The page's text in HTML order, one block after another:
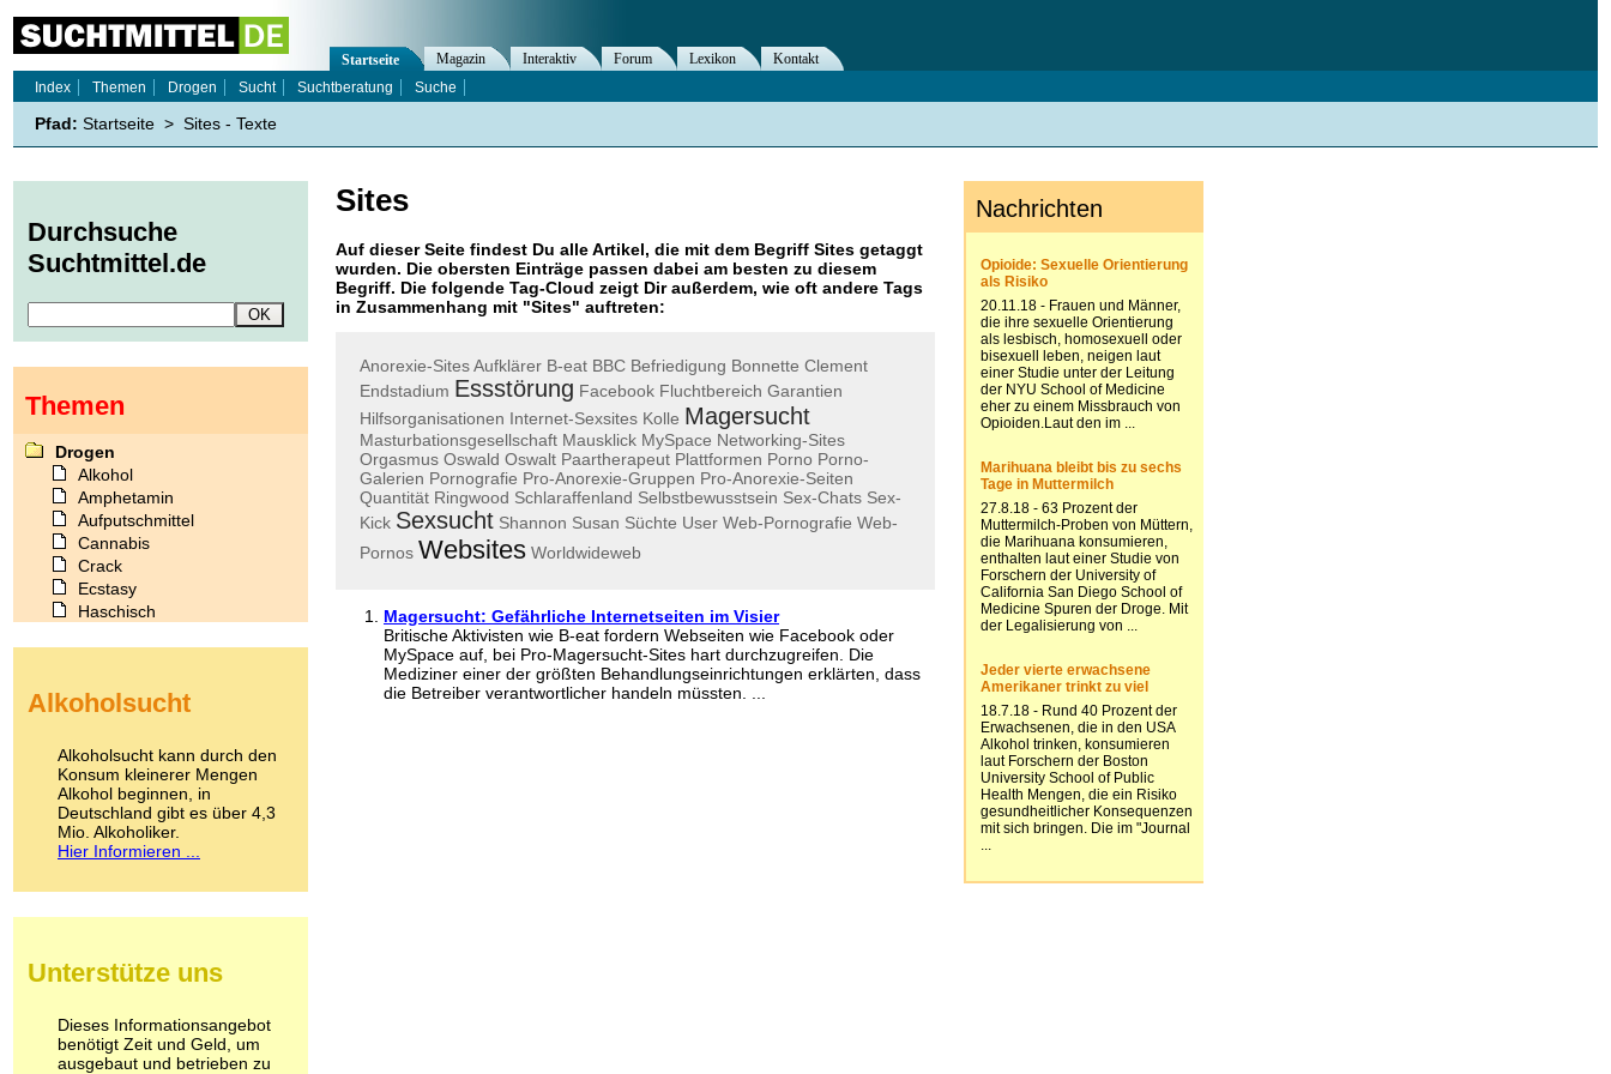
Sites
Auf dieser Seite findest Du alle Artikel, die mit dem Begriff Sites getaggt
wurden. Die obersten Einträge passen dabei am besten zu diesem
Begriff. Die folgende Tag-Cloud zeigt Dir außerdem, wie oft andere Tags
in Zusammenhang mit "Sites" auftreten:
Anorexie-SitesAufklärer B-eat BBC Befriedigung Bonnette Clement
Endstadium Essstörung Facebook Fluchtbereich Garantien
Hilfsorganisationen Internet-Sexsites Kolle Magersucht
Masturbationsgesellschaft Mausklick MySpace Networking-Sites
Orgasmus Oswald Oswalt Paartherapeut Plattformen Porno Porno-
Galerien Pornografie Pro-Anorexie-Gruppen Pro-Anorexie-Seiten
Quantität Ringwood Schlaraffenland Selbstbewusstsein Sex-Chats Sex-
Kick Sexsucht Shannon Susan Süchte User Web-Pornografie Web-
Pornos Websites Worldwideweb
Magersucht: Gefährliche Internetseiten im Visier
Britische Aktivisten wie B-eat fordern Webseiten wie Facebook oder
MySpace auf, bei Pro-Magersucht-Sites hart durchzugreifen. Die
Mediziner einer der größten Behandlungseinrichtungen erklärten, dass
die Betreiber verantwortlicher handeln müssten. ...
Startseite Magazin Interaktiv Forum Lexikon
Kontakt
Index
Themen Drogen Sucht Suchtberatung Suche
Pfad: Startseite > Sites - Texte
Durchsuche
Suchtmittel.de
Themen
Drogen
Alkohol
Amphetamin
Aufputschmittel
Cannabis
Crack
Ecstasy
Haschisch
Kokain
LSD
Marihuana
Medikamente
Meskalin
Metamphetamin
Methadon
Pilze
Psychopharmaka
Schlafmittel
Schmerzmittel
Alkoholsucht
Alkoholsucht kann durch den
Konsum kleinerer Mengen
Alkohol beginnen, in
Deutschland gibt es über 4,3
Mio. Alkoholiker.
Hier Informieren ...
Unterstütze uns
Dieses Informationsangebot
benötigt Zeit und Geld, um
ausgebaut und betrieben zu